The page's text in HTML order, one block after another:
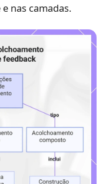
nas camadas.